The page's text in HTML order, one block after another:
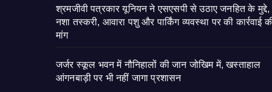
श्रमजीवी पत्रकार यूनियन ने एसएसपी से उठाए जनहित के मुद्दे,
नशा तस्करी, आवारा पशु और पार्किंग व्यवस्था पर की कार्रवाई
मांग
जर्जर स्कूल भवन में नौनिहालों की जान जोखिम में, खस्ताहाल
आंगनबाड़ी पर भी नहीं जागा प्रशासन